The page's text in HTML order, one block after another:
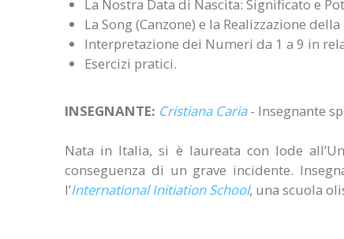
La Nostra Data di Nascita: Significato e
La Song (Canzone) e la Realizzazione
Interpretazione dei Numeri da 1 a 9 in
Esercizi pratici.
INSEGNANTE: Cristiana Caria - Insegnante
Nata in Italia, si è laureata con lode
conseguenza di un grave incidente.
l’International Initiation School, una scuola